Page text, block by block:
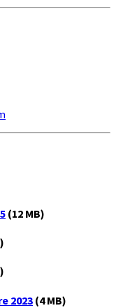
(12 MB)
2023(4 MB)